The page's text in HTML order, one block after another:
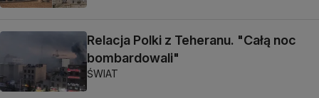
Relacja Polki z Teheranu. "Całą noc
bombardowali"
ŚWIAT